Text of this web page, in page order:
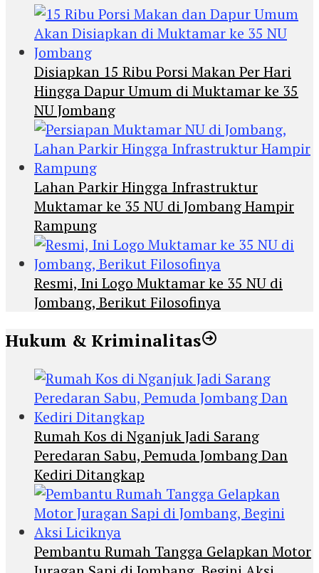
Disiapkan 15 Ribu Porsi Makan Per Hari
Hingga Dapur Umum di Muktamar ke 35
NU Jombang
Lahan Parkir Hingga Infrastruktur
Muktamar ke 35 NU di Jombang Hampir
Rampung
Resmi, Ini Logo Muktamar ke 35 NU di
Jombang, Berikut Filosofinya
Hukum & Kriminalitas
Rumah Kos di Nganjuk Jadi Sarang
Peredaran Sabu, Pemuda Jombang Dan
Kediri Ditangkap
Pembantu Rumah Tangga Gelapkan Motor